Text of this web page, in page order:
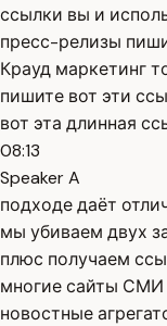
ссылки вы и
пресс-релизы
Крауд маркетинг
пишите вот эти
вот эта длинная
08:13
Speaker A
подходе даёт
мы убиваем двух
плюс получаем
многие сайты СМИ
новостные